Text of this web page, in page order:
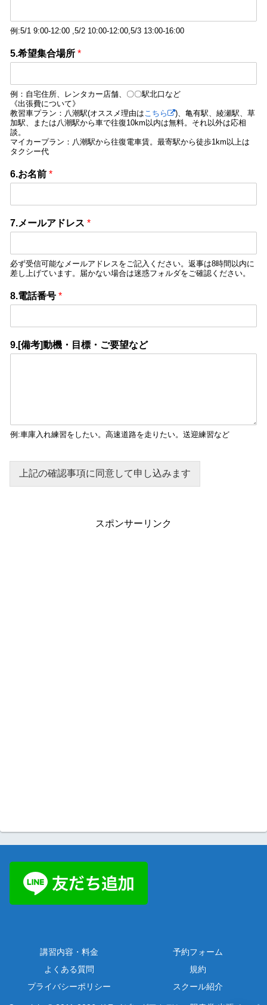
例:5/1 9:00-12:00 ,5/2 10:00-12:00,5/3 13:00-16:00
5.希望集合場所 *
例：自宅住所、レンタカー店舗、〇〇駅北口など
《出張費について》
教習車プラン：八潮駅(オススメ理由は こちら
)、亀有駅、綾瀬駅、草
加駅、または八潮駅から車で往復10km以内は無料。それ以外は応相
談。
マイカープラン：八潮駅から往復電車賃。最寄駅から徒歩1km以上は
タクシー代
6.お名前 *
7.メールアドレス *
必ず受信可能なメールアドレスをご記入ください。返事は8時間以内に
差し上げています。届かない場合は迷惑フォルダをご確認ください。
8.電話番号 *
9.[備考]動機・目標・ご要望など
例:車庫入れ練習をしたい。高速道路を走りたい。送迎練習など
上記の確認事項に同意して申し込みます
スポンサーリンク
講習内容・料金
予約フォーム
よくある質問
規約
プライバシーポリシー
スクール紹介